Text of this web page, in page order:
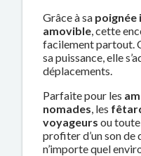
Grâce à sa poignée
amovible, cette
facilement partout.
sa puissance, elle
déplacements.
Parfaite pour les
nomades, les
voyageurs ou
profiter d’un son
n’importe quel